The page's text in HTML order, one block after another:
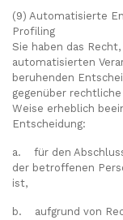
(9) Automatisierte
Profiling
Sie haben das
automatisierten
beruhenden
gegenüber
Weise erheblich
Entscheidung:
a. für den
der betroffenen
ist,
b. aufgrund von